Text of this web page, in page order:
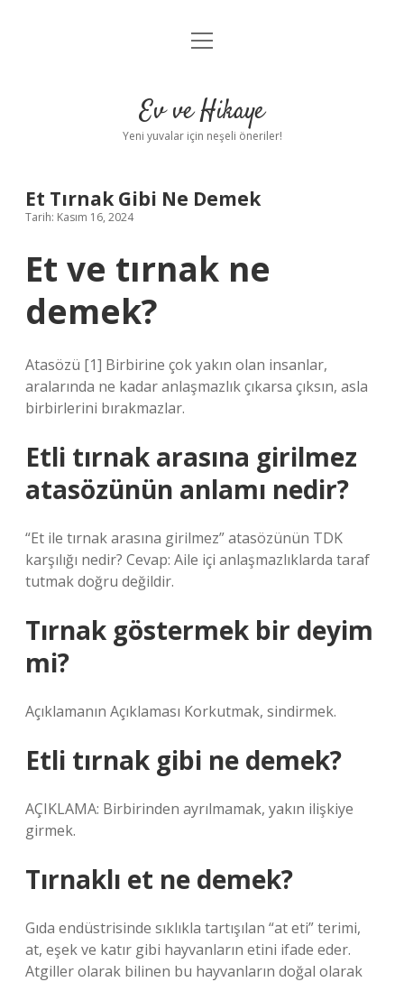
Anasayfa
Yasal Uyarı
menüyü
Ev ve Hikaye
Yeni yuvalar için neşeli öneriler!
Et Tırnak Gibi Ne Demek
Tarih: Kasım 16, 2024
Et ve tırnak ne
demek?
Atasözü [1] Birbirine çok yakın olan insanlar,
aralarında ne kadar anlaşmazlık çıkarsa çıksın, asla
birbirlerini bırakmazlar.
Etli tırnak arasına girilmez
atasözünün anlamı nedir?
“Et ile tırnak arasına girilmez” atasözünün TDK
karşılığı nedir? Cevap: Aile içi anlaşmazlıklarda taraf
tutmak doğru değildir.
Tırnak göstermek bir deyim
mi?
Açıklamanın Açıklaması Korkutmak, sindirmek.
Etli tırnak gibi ne demek?
AÇIKLAMA: Birbirinden ayrılmamak, yakın ilişkiye
girmek.
Tırnaklı et ne demek?
Gıda endüstrisinde sıklıkla tartışılan “at eti” terimi,
at, eşek ve katır gibi hayvanların etini ifade eder.
Atgiller olarak bilinen bu hayvanların doğal olarak